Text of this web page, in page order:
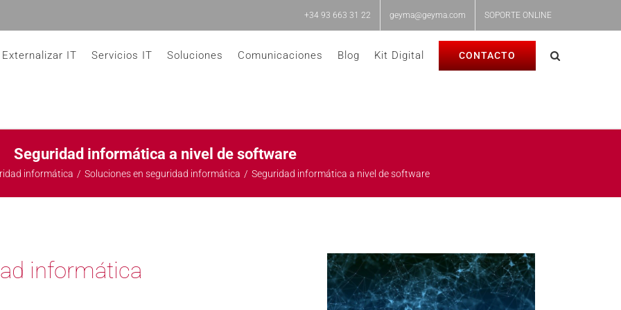
+34 93 663 31 22 geyma@geyma.com SOPORTE ONLINE
Externalizar IT Servicios IT Soluciones Comunicaciones Blog Kit Digital CONTACTO
Seguridad informática a nivel de software
informática Soluciones en seguridad informática Seguridad informática a nivel de software
informática